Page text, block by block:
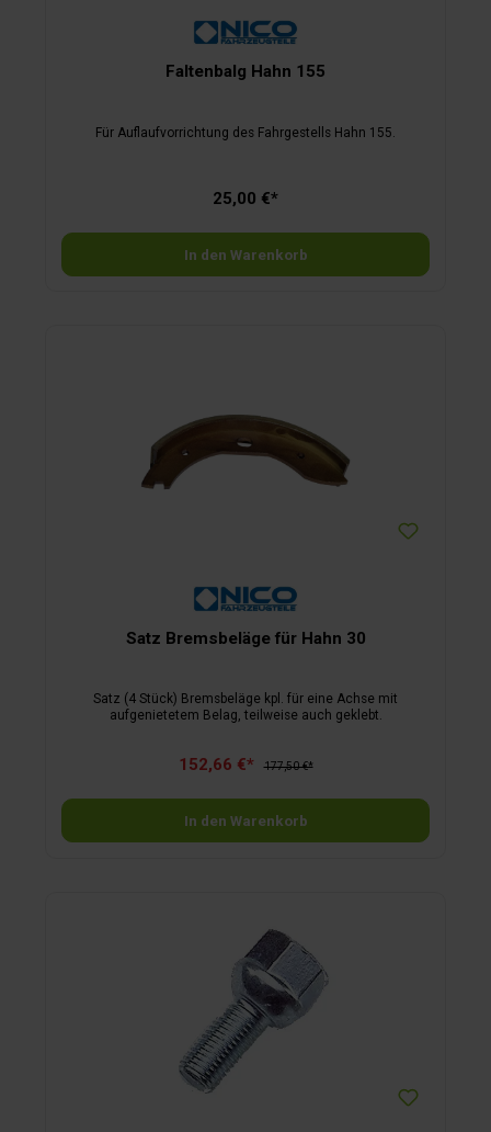
Faltenbalg Hahn 155
Für Auflaufvorrichtung des Fahrgestells Hahn 155.
25,00 €*
In den Warenkorb
Satz Bremsbeläge für Hahn 30
Satz (4 Stück) Bremsbeläge kpl. für eine Achse mit
aufgenietetem Belag, teilweise auch geklebt.
152,66 €* 177,50 €*
In den Warenkorb